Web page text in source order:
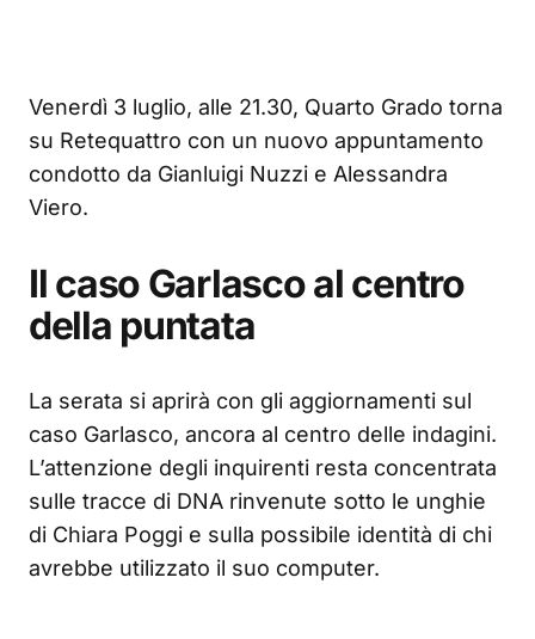
Venerdì 3 luglio, alle 21.30, Quarto Grado torna
su Retequattro con un nuovo appuntamento
condotto da Gianluigi Nuzzi e Alessandra
Viero.
Il caso Garlasco al centro
della puntata
La serata si aprirà con gli aggiornamenti sul
caso Garlasco, ancora al centro delle indagini.
L’attenzione degli inquirenti resta concentrata
sulle tracce di DNA rinvenute sotto le unghie
di Chiara Poggi e sulla possibile identità di chi
avrebbe utilizzato il suo computer.